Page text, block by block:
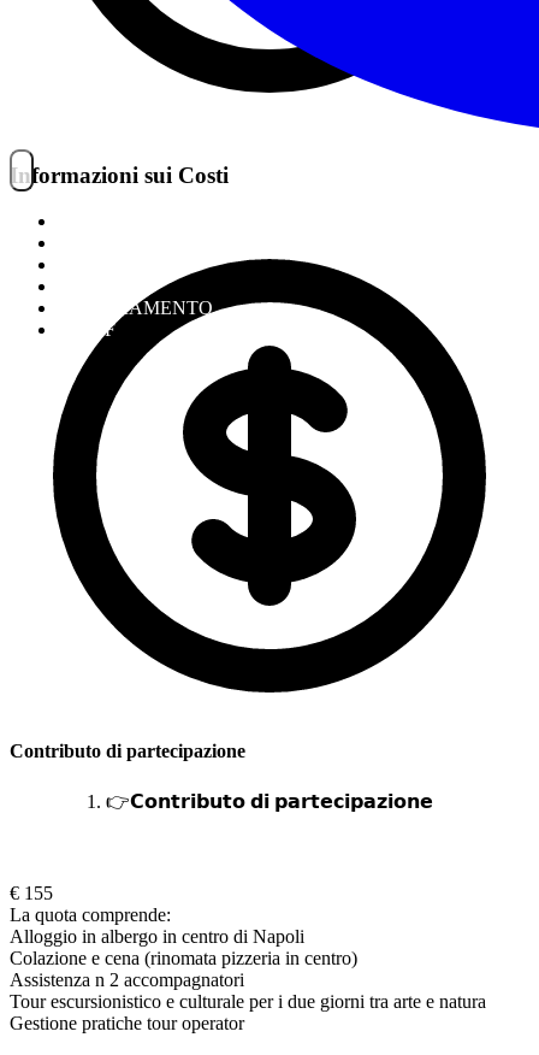
TESSERAMENTO
STAFF
Informazioni sui Costi
Contributo di partecipazione
👉𝗖𝗼𝗻𝘁𝗿𝗶𝗯𝘂𝘁𝗼 𝗱𝗶 𝗽𝗮𝗿𝘁𝗲𝗰𝗶𝗽𝗮𝘇𝗶𝗼𝗻𝗲
€ 155
La quota comprende:
Alloggio in albergo in centro di Napoli
Colazione e cena (rinomata pizzeria in centro)
Assistenza n 2 accompagnatori
Tour escursionistico e culturale per i due giorni tra arte e natura
Gestione pratiche tour operator